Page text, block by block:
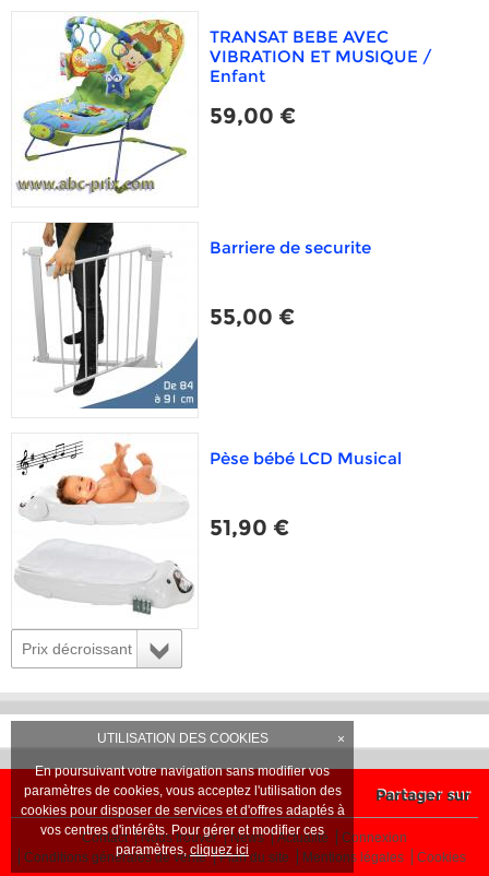
UTILISATION DES COOKIES ×
En poursuivant votre navigation sans modifier vos
paramètres de cookies, vous acceptez l'utilisation des
cookies pour disposer de services et d'offres adaptés à
vos centres d'intérêts. Pour gérer et modifier ces
paramètres, cliquez ici
TRANSAT BEBE AVEC
VIBRATION ET MUSIQUE /
Enfant
59,00 €
Barriere de securite
55,00 €
Pèse bébé LCD Musical
51,90 €
Prix décroissant
Partager sur
Contact Nous trouver News Actualité
Connexion
Conditions générales de vente
Plan du site Mentions légales Cookies